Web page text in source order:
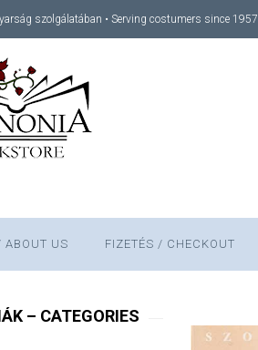
szolgálatában • Serving costumers since 1957
ABOUT US FIZETÉS / CHECKOUT
– CATEGORIES